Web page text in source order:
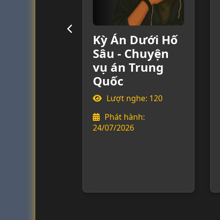
Kỳ Án Dưới Hố
Sâu - Chuyện
vụ án Trung
Quốc
Lượt nghe: 120
Phát hành:
24/07/2026